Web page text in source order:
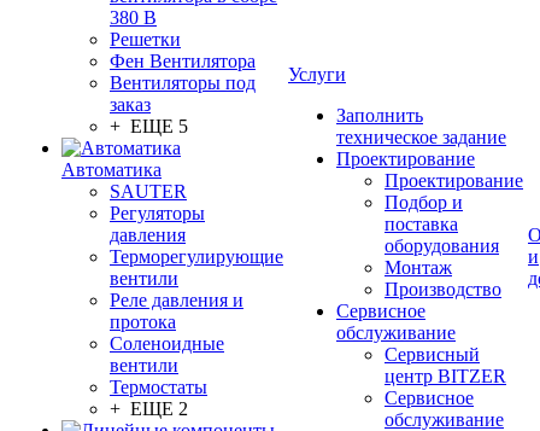
380 В
Решетки
Фен Вентилятора
Вентиляторы под
заказ
+ ЕЩЕ 5
Автоматика
SAUTER
Регуляторы
давления
Терморегулирующие
вентили
Реле давления и
протока
Соленоидные
вентили
Термостаты
+ ЕЩЕ 2
Услуги
Заполнить
техническое задание
Проектирование
Проектирование
Подбор и
поставка
оборудования
Монтаж
Производство
Сервисное
обслуживание
Сервисный
центр BITZER
Сервисное
обслуживание
и